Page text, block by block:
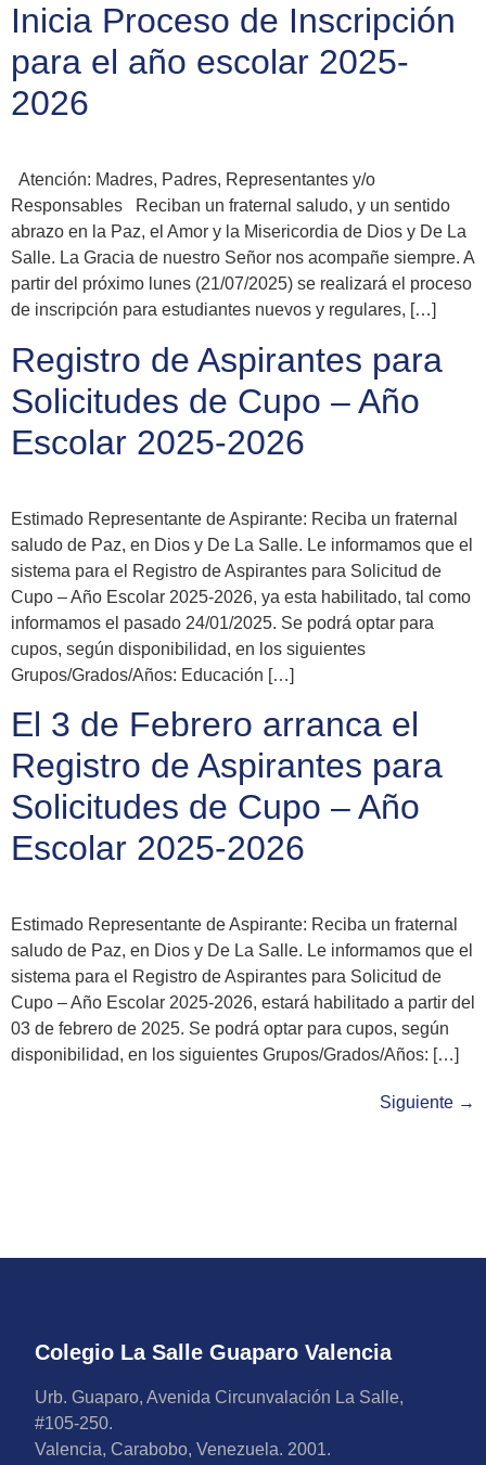
Inicia Proceso de Inscripción
para el año escolar 2025-
2026
Atención: Madres, Padres, Representantes y/o
Responsables Reciban un fraternal saludo, y un sentido
abrazo en la Paz, el Amor y la Misericordia de Dios y De La
Salle. La Gracia de nuestro Señor nos acompañe siempre. A
partir del próximo lunes (21/07/2025) se realizará el proceso
de inscripción para estudiantes nuevos y regulares, […]
Registro de Aspirantes para
Solicitudes de Cupo – Año
Escolar 2025-2026
Estimado Representante de Aspirante: Reciba un fraternal
saludo de Paz, en Dios y De La Salle. Le informamos que el
sistema para el Registro de Aspirantes para Solicitud de
Cupo – Año Escolar 2025-2026, ya esta habilitado, tal como
informamos el pasado 24/01/2025. Se podrá optar para
cupos, según disponibilidad, en los siguientes
Grupos/Grados/Años: Educación […]
El 3 de Febrero arranca el
Registro de Aspirantes para
Solicitudes de Cupo – Año
Escolar 2025-2026
Estimado Representante de Aspirante: Reciba un fraternal
saludo de Paz, en Dios y De La Salle. Le informamos que el
sistema para el Registro de Aspirantes para Solicitud de
Cupo – Año Escolar 2025-2026, estará habilitado a partir del
03 de febrero de 2025. Se podrá optar para cupos, según
disponibilidad, en los siguientes Grupos/Grados/Años: […]
Siguiente →
Colegio La Salle Guaparo Valencia
Urb. Guaparo, Avenida Circunvalación La Salle,
#105-250.
Valencia, Carabobo, Venezuela. 2001.